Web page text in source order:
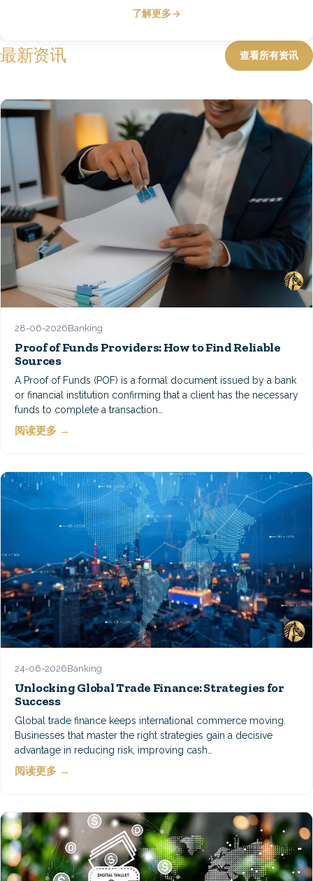
了解更多
最新资讯 查看所有资讯
28-06-2026Banking
Proof of Funds Providers: How to Find Reliable
Sources
A Proof of Funds (POF) is a formal document issued by a bank
or financial institution confirming that a client has the necessary
funds to complete a transaction…
阅读更多 →
24-06-2026Banking
Unlocking Global Trade Finance: Strategies for
Success
Global trade finance keeps international commerce moving.
Businesses that master the right strategies gain a decisive
advantage in reducing risk, improving cash…
阅读更多 →